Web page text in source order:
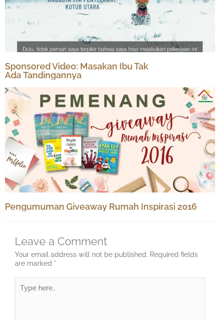
Sponsored Video: Masakan Ibu Tak
Ada Tandingannya
Pengumuman Giveaway Rumah Inspirasi 2016
Leave a Comment
Your email address will not be published. Required fields
are marked *
here..